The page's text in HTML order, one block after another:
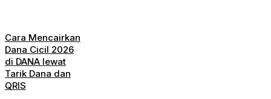
Cara Mencairkan
Dana Cicil 2026
di DANA lewat
Tarik Dana dan
QRIS